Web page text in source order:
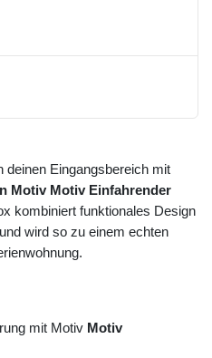
deinen Eingangsbereich mit
Motiv Motiv Einfahrender
kombiniert funktionales Design
wird so zu einem echten
mit Motiv Motiv